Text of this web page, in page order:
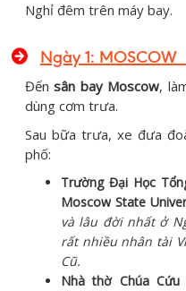
Nghỉ đêm trên máy bay.
Ngày 1: MOSCOW
Đếnsân bay Moscow,
dùng cơm trưa.
Sau bữa trưa, xe đưa
phố:
Trường Đại Học
Moscow State
và lâu đời nhất ở
rất nhiều nhân tài
Cũ.
Nhà thờ Chúa